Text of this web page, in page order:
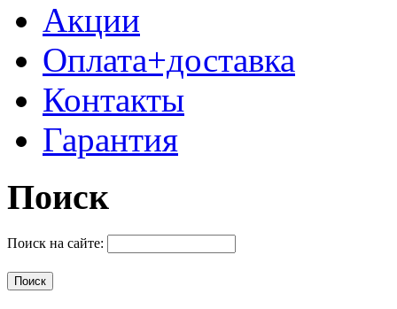
Акции
Оплата+доставка
Контакты
Гарантия
Поиск
Поиск на сайте: